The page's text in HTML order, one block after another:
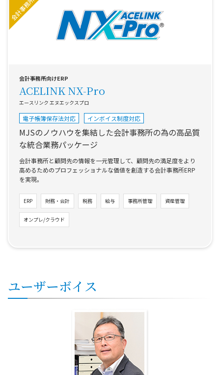
会計事務所向けERP
ACELINK NX-Pro
エースリンク エヌエックスプロ
電子帳簿保存法対応 インボイス制度対応
MJSのノウハウを集結した会計事務所の為の高品質
な統合業務パッケージ
会計事務所と顧問先の情報を一元管理して、顧問先の満足度をより
高めるためのプロフェッショナルな価値を創造する会計事務所ERP
を実現。
ERP 財務・会計 税務 給与 事務所管理 資産管理
オンプレ/クラウド
ユーザーボイス